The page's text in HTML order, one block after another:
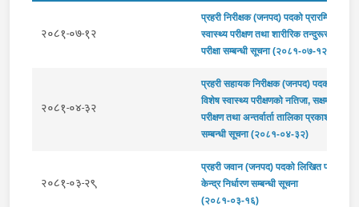
२०८१-०७-१२
प्रहरी निरीक्षक (जनपद) पदको प्रारम्भिक
स्वास्थ्य परीक्षण तथा शारीरिक तन्दुरूस्ती
परीक्षा सम्बन्धी सूचना (२०८१-०७-१२)
२०८१-०४-३२
प्रहरी सहायक निरीक्षक (जनपद) पदको
विशेष स्वास्थ्य परीक्षणको नतिजा, सक्षमता
परीक्षण तथा अन्तर्वार्ता तालिका प्रकाशन
सम्बन्धी सूचना (२०८१-०४-३२)
२०८१-०३-२९
प्रहरी जवान (जनपद) पदको लिखित परीक्षा
केन्द्र निर्धारण सम्बन्धी सूचना
(२०८१-०३-१६)